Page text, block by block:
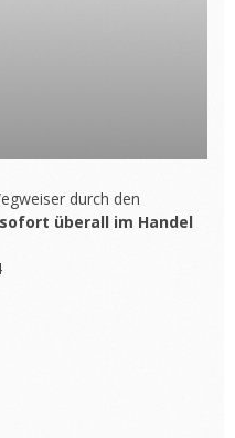
durch den
überall im Handel